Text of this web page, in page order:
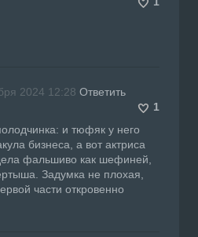
2024 12:28 Ответить
1
и тюфяк у него
бизнеса, а вот актриса
фальшиво как шефиней,
Задумка не плохая,
части откровенно